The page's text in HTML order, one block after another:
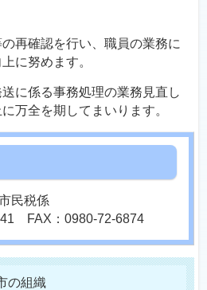
再確認を行い、職員の業務に
に努めます。
に係る事務処理の業務見直し
万全を期してまいります。
民税係
FAX：0980-72-6874
の組織